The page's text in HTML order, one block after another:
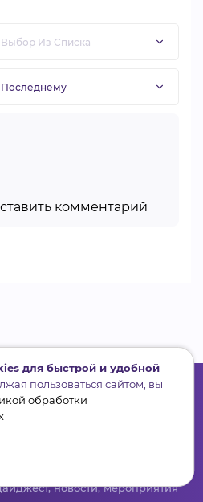
комментарий
организаций
новости, мероприятия
для быстрой и удобной
пользоваться сайтом, вы
обработки